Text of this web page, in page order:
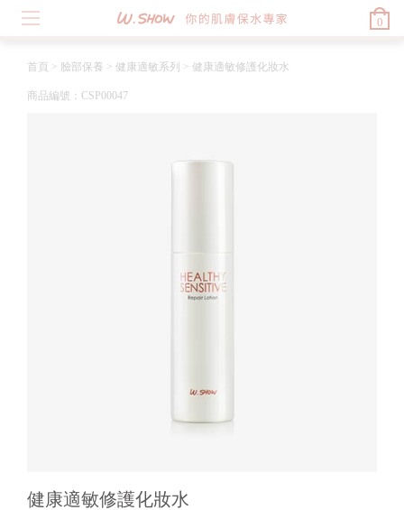
0
首頁 > 臉部保養 > 健康適敏系列 > 健康適敏修護化妝水
商品編號：CSP00047
健康適敏修護化妝水